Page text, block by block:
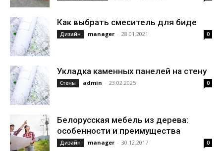
Как выбрать смеситель для биде
Дизайн manager - 28.01.2021 0
Укладка каменных панелей на стену
Стены admin - 23.02.2025 0
Белорусская мебель из дерева:
особенности и преимущества
Дизайн manager - 30.12.2017 0